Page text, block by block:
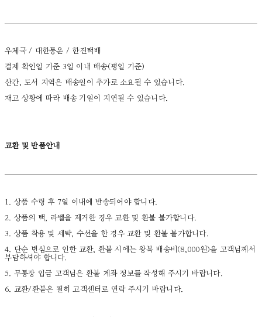
우체국 / 대한통운 / 한진택배
결제 확인일 기준 3일 이내 배송(평일 기준)
산간, 도서 지역은 배송일이 추가로 소요될 수 있습니다.
재고 상황에 따라 배송 기일이 지연될 수 있습니다.
교환 및 반품안내
1. 상품 수령 후 7일 이내에 반송되어야 합니다.
2. 상품의 택, 라벨을 제거한 경우 교환 및 환불 불가합니다.
3. 상품 착용 및 세탁, 수선을 한 경우 교환 및 환불 불가합니다.
4. 단순 변심으로 인한 교환, 환불 시에는 왕복 배송비(8,000원)을 고객님께서
부담하셔야 합니다.
5. 무통장 입금 고객님은 환불 계좌 정보를 작성해 주시기 바랍니다.
6. 교환/환불은 필히 고객센터로 연락 주시기 바랍니다.